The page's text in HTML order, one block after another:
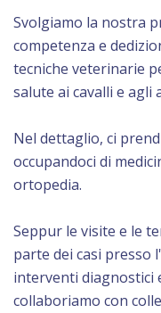
Svolgiamo la nostra
competenza e
tecniche veterinarie
salute ai cavalli e agli
Nel dettaglio, ci
occupandoci di
ortopedia.
Seppur le visite e le
parte dei casi presso
interventi diagnostici
collaboriamo con